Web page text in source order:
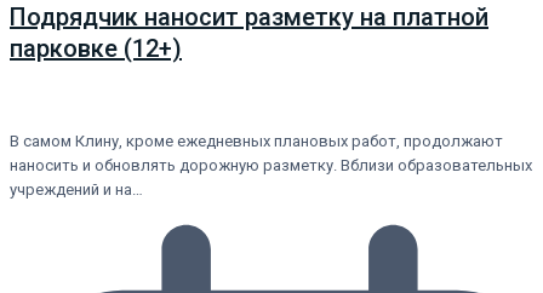
Подрядчик наносит разметку на платной
парковке (12+)
В самом Клину, кроме ежедневных плановых работ, продолжают
наносить и обновлять дорожную разметку. Вблизи образовательных
учреждений и на…